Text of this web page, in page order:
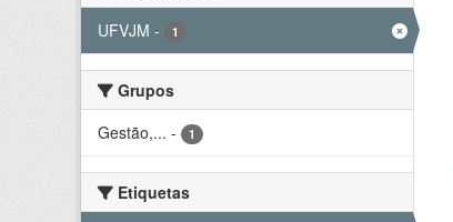
UFVJM - 1
Grupos
Gestão,... - 1
Etiquetas